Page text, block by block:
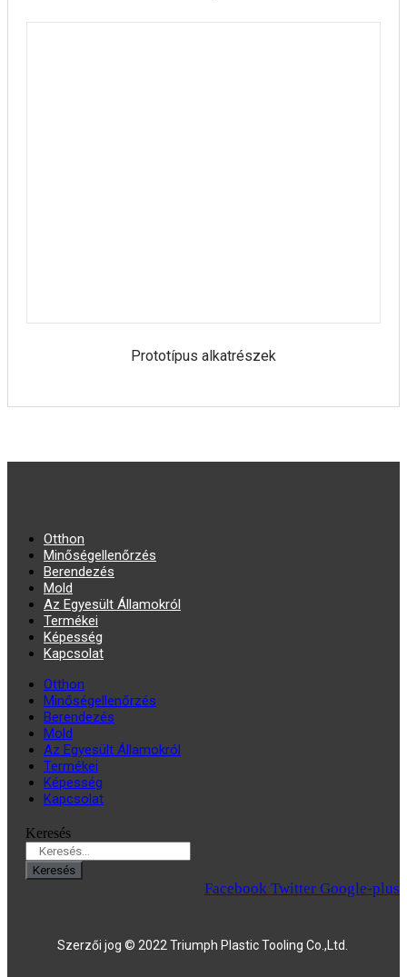
Prototípus alkatrészek
Otthon
Minőségellenőrzés
Berendezés
Mold
Az Egyesült Államokról
Termékei
Képesség
Kapcsolat
Otthon
Minőségellenőrzés
Berendezés
Mold
Az Egyesült Államokról
Termékei
Képesség
Kapcsolat
Keresés
Keresés
Facebook Twitter Google-plus
Szerzői jog © 2022 Triumph Plastic Tooling Co.,Ltd.